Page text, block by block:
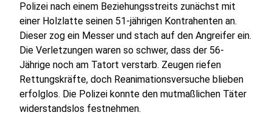
Polizei nach einem Beziehungsstreits zunächst mit
einer Holzlatte seinen 51-jährigen Kontrahenten an.
Dieser zog ein Messer und stach auf den Angreifer ein.
Die Verletzungen waren so schwer, dass der 56-
Jährige noch am Tatort verstarb. Zeugen riefen
Rettungskräfte, doch Reanimationsversuche blieben
erfolglos. Die Polizei konnte den mutmaßlichen Täter
widerstandslos festnehmen.